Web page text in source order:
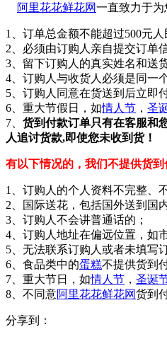
阿里花花鲜花网一直致力于
1、订单总金额不能超过500元人
2、必须由订购人亲自提交订单
3、留下订购人的真实姓名和送
4、订购人与收货人必须是同一
5、订购人同意在货送到后立即
6、重大节假日，如情人节 ， 圣
7、 货到付款订单只有在客服和
人追讨货款,即使您未收到货！
有以下情况的，我们不提供货到
1、订购人的个人资料不完整、
2、国际送花，包括国外送到国
3、订购人不会讲普通话的；
4、订购人地址在偏远位置，如
5、无法联系订购人或者未填写
6、食品类中的蛋糕不提供货到
7、重大节日，如情人节 ， 圣诞
8、不同意阿里花花鲜花网货到
分享到：